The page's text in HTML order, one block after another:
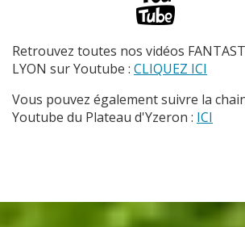
Retrouvez toutes nos vidéos
LYON sur Youtube : CLIQUEZ ICI
Vous pouvez également suivre la
Youtube du Plateau d'Yzeron : ICI